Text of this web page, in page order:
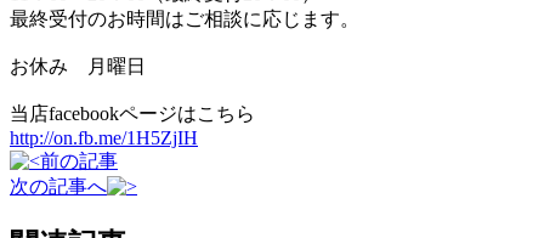
最終受付のお時間はご相談に応じます。
お休み 月曜日
当店facebookページはこちら
http://on.fb.me/1H5ZjIH
前の記事
次の記事へ